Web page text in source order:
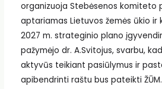
organizuoja Stebėsenos komiteto
aptariamas Lietuvos žemės ūkio ir
2027 m. strateginio plano
pažymėjo dr. A.Svitojus, svarbu,
aktyvūs teikiant pasiūlymus ir
apibendrinti raštu bus pateikti ŽŪM.